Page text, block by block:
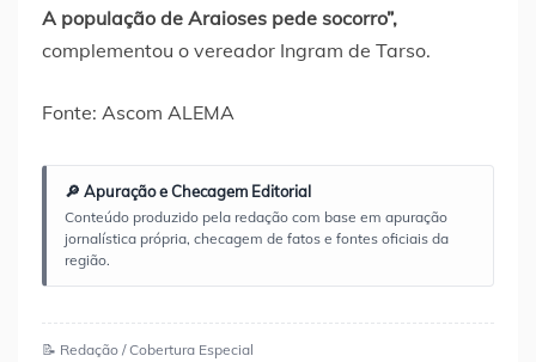
A população de Araioses pede socorro”,
complementou o vereador Ingram de Tarso.
Fonte: Ascom ALEMA
🔎 Apuração e Checagem Editorial
Conteúdo produzido pela redação com base em apuração
jornalística própria, checagem de fatos e fontes oficiais da
região.
📝 Redação / Cobertura Especial